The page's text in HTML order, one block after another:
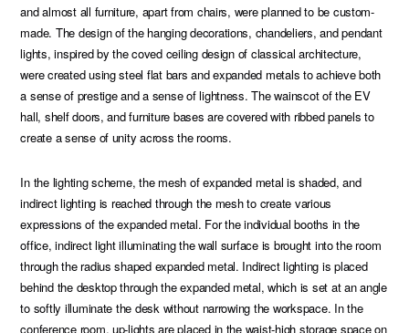
and almost all furniture, apart from chairs, were planned to be custom-
made. The design of the hanging decorations, chandeliers, and pendant
lights, inspired by the coved ceiling design of classical architecture,
were created using steel flat bars and expanded metals to achieve both
a sense of prestige and a sense of lightness. The wainscot of the EV
hall, shelf doors, and furniture bases are covered with ribbed panels to
create a sense of unity across the rooms.
In the lighting scheme, the mesh of expanded metal is shaded, and
indirect lighting is reached through the mesh to create various
expressions of the expanded metal. For the individual booths in the
office, indirect light illuminating the wall surface is brought into the room
through the radius shaped expanded metal. Indirect lighting is placed
behind the desktop through the expanded metal, which is set at an angle
to softly illuminate the desk without narrowing the workspace. In the
conference room, up-lights are placed in the waist-high storage space on